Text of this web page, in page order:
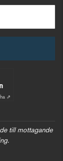
⇗
till mottagande